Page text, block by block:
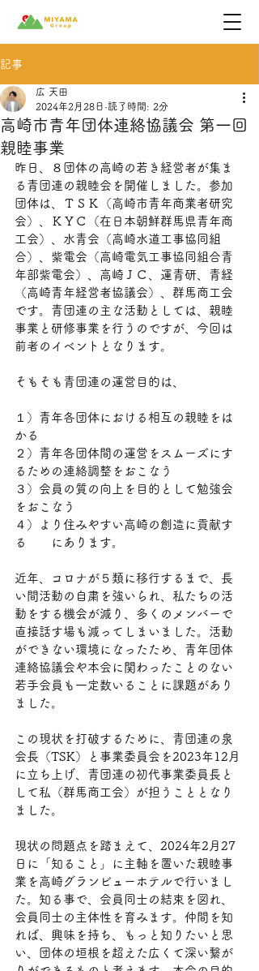
記事
高崎市青年団体連絡協議会 第一回
親睦事業
広 天田
2024年2月28日 読了時間: 2分
昨日、８団体の高崎の若き経営者が集ま
る青団連の親睦会を開催しました。参加
団体は、ＴＳＫ（高崎市青年商業者研究
会）、ＫＹＣ（在日本朝鮮群馬県青年商
工会）、水青会（高崎水道工事協同組
合）、紫電会（高崎電気工事協同組合青
年部紫電会）、高崎ＪＣ、運青研、青経
（高崎青年経営者協議会）、群馬商工会
です。青団連の主な活動としては、親睦
事業と研修事業を行うのですが、今回は
前者のイベントとなります。
そもそも青団連の運営目的は、
１）青年各団体における相互の親睦をは
かる
２）青年各団体間の運営をスムーズにす
るための連絡調整をおこなう
３）会員の質の向上を目的として勉強会
をおこなう
４）より住みやすい高崎の創造に貢献す
る　　にあります。
近年、コロナが５類に移行するまで、長
い間活動の自粛を強いられ、私たちの活
動をする機会が減り、多くのメンバーで
直接話す場も減ってしまいました。活動
ができない環境になったため、青年団体
連絡協議会や本会に関わったことのない
若手会員も一定数いることに課題があり
ました。
この現状を打破するために、青団連の泉
会長（TSK）と事業委員会を2023年12月
に立ち上げ、青団連の初代事業委員長と
して私（群馬商工会）が担うこととなり
ました。
現状の問題点を踏まえて、2024年2月27
日に「知ること」に主軸を置いた親睦事
業を高崎グランビューホテルで行いまし
た。知る事で、会員同士の結束を図れ、
会員同士の主体性を育みます。仲間を知
れば、興味を持ち、もっと知りたいと思
い、団体の垣根を超えた広くて深い繋が